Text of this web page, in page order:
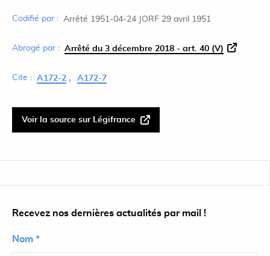
Codifié par : Arrêté 1951-04-24 JORF 29 avril 1951
Abrogé par : Arrêté du 3 décembre 2018 - art. 40 (V)
Cite : A172-2 A172-7
Voir la source sur Légifrance
Recevez nos dernières actualités par mail !
Nom *